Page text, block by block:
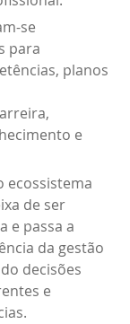
se
para
planos
e
ecossistema
de ser
e passa a
da gestão
decisões
e